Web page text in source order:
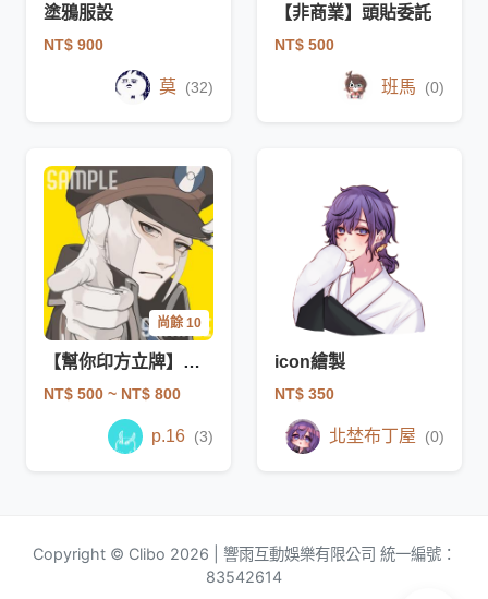
塗鴉服設
NT$ 900
莫 (32)
【非商業】頭貼委託
NT$ 500
班馬 (0)
尚餘 10
【幫你印方立牌】厚塗大頭貼
NT$ 500 ~ NT$ 800
p.16 (3)
icon繪製
NT$ 350
北埜布丁屋 (0)
Copyright © Clibo 2026 | 響雨互動娛樂有限公司 統一編號：
83542614